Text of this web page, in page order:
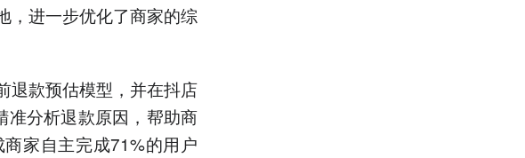
，进一步优化了商家的综
退款预估模型，并在抖店
准分析退款原因，帮助商
家自主完成71%的用户